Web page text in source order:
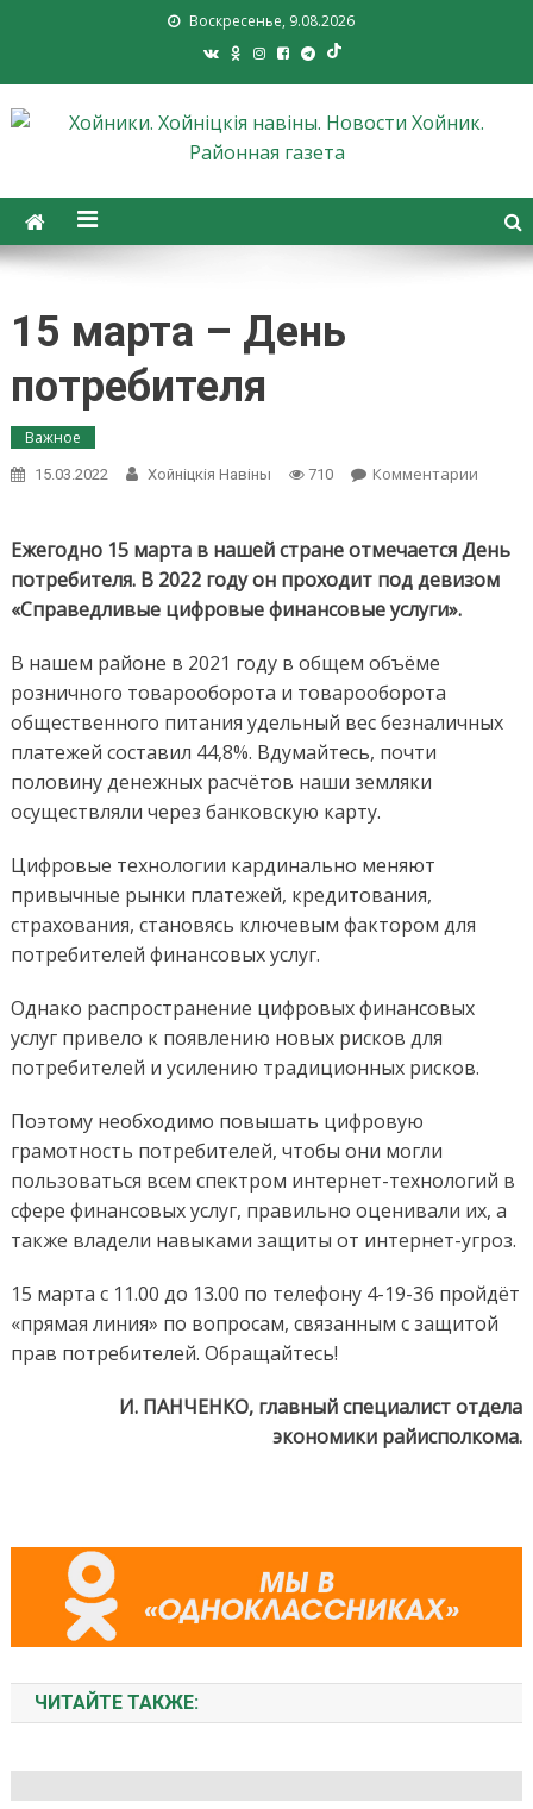
Воскресенье, 9.08.2026
Хойники. Хойнiцкiя навiны.
Новости Хойник. Районная
15 марта – День
потребителя
Важное
15.03.2022 Хойнiцкiя Навiны 710 Комментарииon
–
Ежегодно 15 марта в нашей стране отмечается День
потребителя. В 2022 году он проходит под девизом
«Справедливые цифровые финансовые услуги».
В нашем районе в 2021 году в общем объёме
розничного товарооборота и товарооборота
общественного питания удельный вес безналичных
платежей составил 44,8%. Вдумайтесь, почти
половину денежных расчётов наши земляки
осуществляли через банковскую карту.
Цифровые технологии кардинально меняют
привычные рынки платежей, кредитования,
страхования, становясь ключевым фактором для
потребителей финансовых услуг.
Однако распространение цифровых финансовых
услуг привело к появлению новых рисков для
потребителей и усилению традиционных рисков.
Поэтому необходимо повышать цифровую
грамотность потребителей, чтобы они могли
пользоваться всем спектром интернет-технологий в
сфере финансовых услуг, правильно оценивали их, а
также владели навыками защиты от интернет-угроз.
15 марта с 11.00 до 13.00 по телефону 4-19-36 пройдёт
«прямая линия» по вопросам, связанным с защитой
прав потребителей. Обращайтесь!
И. ПАНЧЕНКО, главный специалист отдела
экономики райисполкома.
ЧИТАЙТЕ ТАКЖЕ: